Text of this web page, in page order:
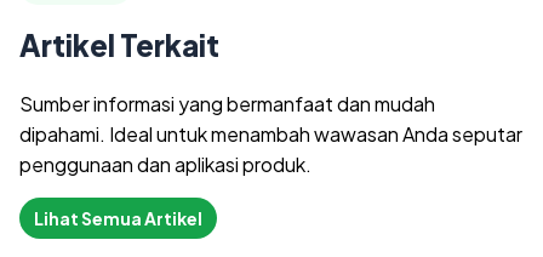
Artikel Terkait
Sumber informasi yang bermanfaat dan mudah
dipahami. Ideal untuk menambah wawasan Anda seputar
penggunaan dan aplikasi produk.
Lihat Semua Artikel